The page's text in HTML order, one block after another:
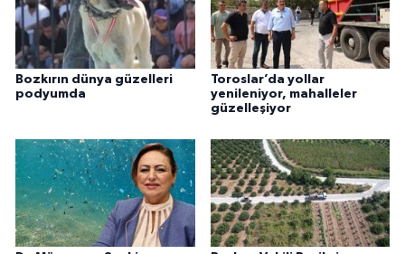
Bozkırın dünya güzelleri
podyumda
Toroslar’da yollar
yenileniyor, mahalleler
güzelleşiyor